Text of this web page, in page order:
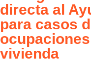
directa al
para casos
vivienda